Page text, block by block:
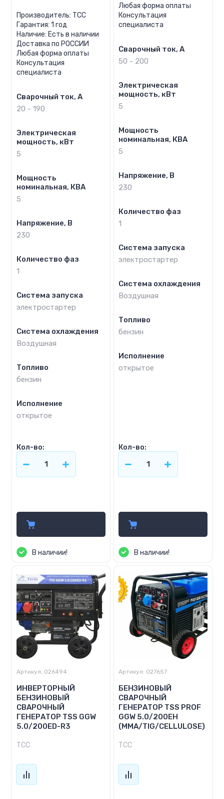
Производитель: ТСС
Гарантия: 1 год
Наличие: Есть в наличии
Доставка по РОССИИ
Любая форма оплаты
Консультация
специалиста
Сварочный ток, А
20 - 190
Электрическая
мощность, кВт
5
Мощность
номинальная, КВА
5
Напряжение, В
230
Количество фаз
1
Система запуска
электростартер
Система охлаждения
Воздушная
Топливо
бензин
Исполнение
открытое
Кол-во:
В наличии!
Любая форма оплаты
Консультация
специалиста
Сварочный ток, А
50 - 200
Электрическая
мощность, кВт
5
Мощность
номинальная, КВА
5
Напряжение, В
230
Количество фаз
1
Система запуска
электростартер
Система охлаждения
Воздушная
Топливо
бензин
Исполнение
открытое
Кол-во:
В наличии!
Артикул: 026494
ИНВЕРТОРНЫЙ
БЕНЗИНОВЫЙ
СВАРОЧНЫЙ
ГЕНЕРАТОР TSS GGW
5.0/200ED-R3
ТСС
Артикул: 027657
БЕНЗИНОВЫЙ
СВАРОЧНЫЙ
ГЕНЕРАТОР TSS PROF
GGW 5.0/200EH
(MMA/TIG/CELLULOSE)
ТСС